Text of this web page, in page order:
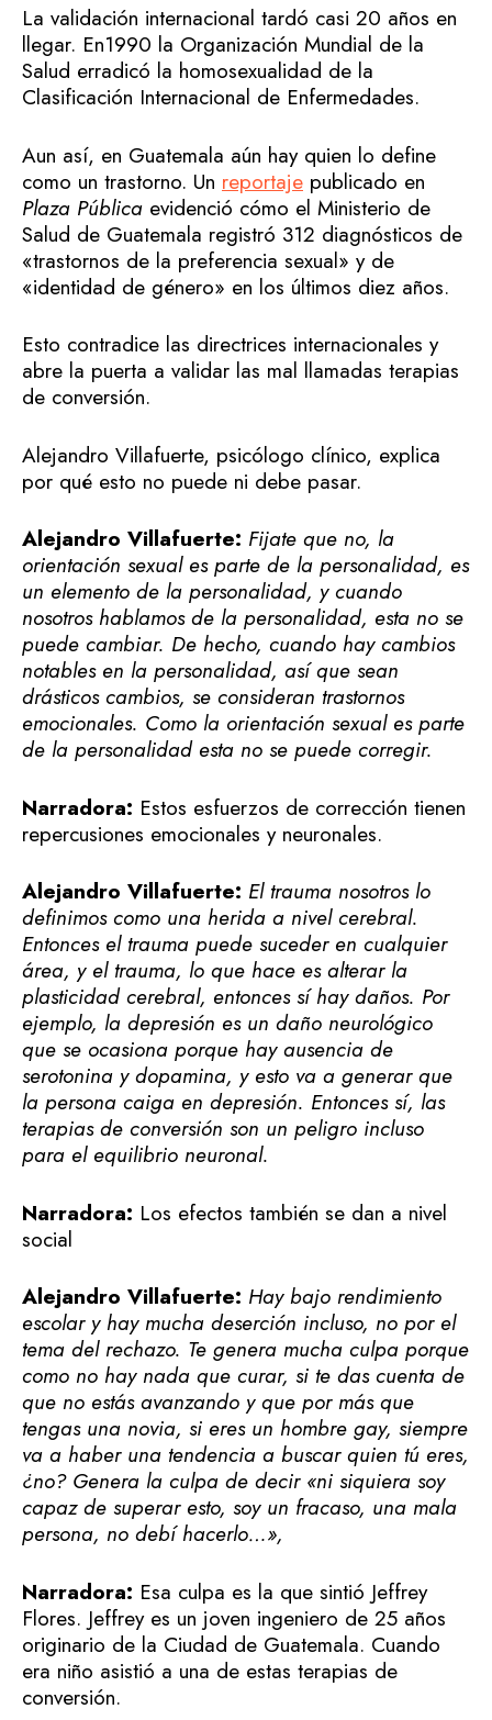
La validación internacional tardó casi 20 años en
llegar. En1990 la Organización Mundial de la
Salud erradicó la homosexualidad de la
Clasificación Internacional de Enfermedades.
Aun así, en Guatemala aún hay quien lo define
como un trastorno. Un reportaje publicado en
Plaza Pública evidenció cómo el Ministerio de
Salud de Guatemala registró 312 diagnósticos de
«trastornos de la preferencia sexual» y de
«identidad de género» en los últimos diez años.
Esto contradice las directrices internacionales y
abre la puerta a validar las mal llamadas terapias
de conversión.
Alejandro Villafuerte, psicólogo clínico, explica
por qué esto no puede ni debe pasar.
Alejandro Villafuerte: Fijate que no, la
orientación sexual es parte de la personalidad, es
un elemento de la personalidad, y cuando
nosotros hablamos de la personalidad, esta no se
puede cambiar. De hecho, cuando hay cambios
notables en la personalidad, así que sean
drásticos cambios, se consideran trastornos
emocionales. Como la orientación sexual es parte
de la personalidad esta no se puede corregir.
Narradora: Estos esfuerzos de corrección tienen
repercusiones emocionales y neuronales.
Alejandro Villafuerte: El trauma nosotros lo
definimos como una herida a nivel cerebral.
Entonces el trauma puede suceder en cualquier
área, y el trauma, lo que hace es alterar la
plasticidad cerebral, entonces sí hay daños. Por
ejemplo, la depresión es un daño neurológico
que se ocasiona porque hay ausencia de
serotonina y dopamina, y esto va a generar que
la persona caiga en depresión. Entonces sí, las
terapias de conversión son un peligro incluso
para el equilibrio neuronal.
Narradora: Los efectos también se dan a nivel
social
Alejandro Villafuerte: Hay bajo rendimiento
escolar y hay mucha deserción incluso, no por el
tema del rechazo. Te genera mucha culpa porque
como no hay nada que curar, si te das cuenta de
que no estás avanzando y que por más que
tengas una novia, si eres un hombre gay, siempre
va a haber una tendencia a buscar quien tú eres,
¿no? Genera la culpa de decir «ni siquiera soy
capaz de superar esto, soy un fracaso, una mala
persona, no debí hacerlo…»,
Narradora: Esa culpa es la que sintió Jeffrey
Flores. Jeffrey es un joven ingeniero de 25 años
originario de la Ciudad de Guatemala. Cuando
era niño asistió a una de estas terapias de
conversión.